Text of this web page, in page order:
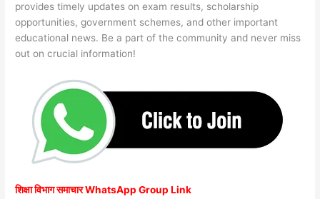
provides timely updates on exam results, scholarship
opportunities, government schemes, and other important
educational news. Be a part of the community and never miss
out on crucial information!
शिक्षा विभाग समाचार WhatsApp Group Link